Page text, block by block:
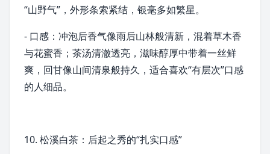
“山野气”，外形条索紧结， 银毫多如繁星。
- 口感：冲泡后香气像雨后山林般清新，混着草木香
与花蜜香；茶汤清澈透亮，滋味醇厚中带着一丝鲜
爽，回甘像山间清泉般持久，适合喜欢“有层次”口感
的人细品。
10. 松溪白茶：后起之秀的“扎实口感”